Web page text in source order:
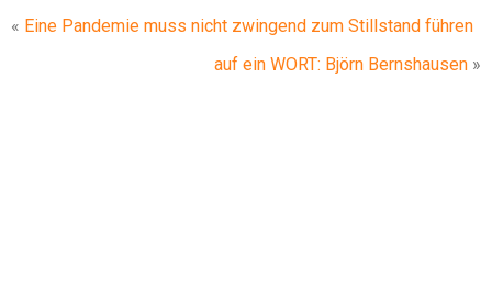
« Eine Pandemie muss nicht zwingend zum Stillstand führen
auf ein WORT: Björn Bernshausen »